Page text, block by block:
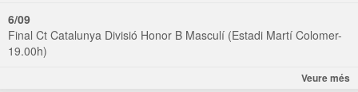
6/09
Final Ct Catalunya Divisió Honor B Masculí (Estadi Martí Colomer-
19.00h)
Veure més